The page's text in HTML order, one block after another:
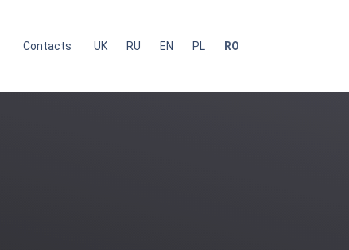
Contacts UK RU EN PL RO